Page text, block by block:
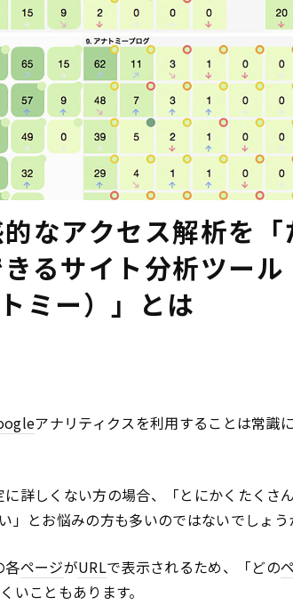
なアクセス解析を「
るサイト分析ツール
ミー）」とは
アナリティクスを利用することは常識
詳しくない方の場合、「とにかくたくさ
」とお悩みの方も多いのではないでしょう
各ページがURLで表示されるため、「どの
いこともあります。